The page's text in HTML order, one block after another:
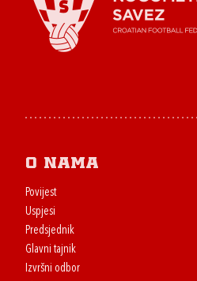
O nama
Povijest
Uspjesi
Predsjednik
Glavni tajnik
Izvršni odbor